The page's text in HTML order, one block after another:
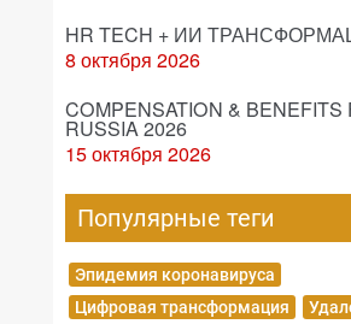
HR TECH + ИИ
8 октября 2026
COMPENSATION & BENEFITS
RUSSIA 2026
15 октября 2026
Популярные теги
Эпидемия коронавируса
Цифровая трансформация